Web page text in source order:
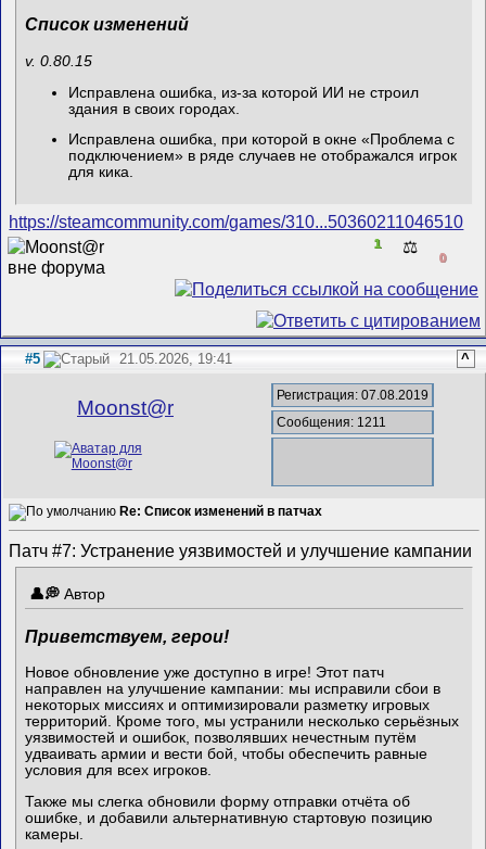
Список изменений
v. 0.80.15
Исправлена ошибка, из-за которой ИИ не строил
здания в своих городах.
Исправлена ошибка, при которой в окне «Проблема с
подключением» в ряде случаев не отображался игрок
для кика.
https://steamcommunity.com/games/310...50360211046510
1 ⚖️
0
#5 21.05.2026, 19:41 ^
Mооnst@r
Регистрация: 07.08.2019
Сообщения: 1211
Re: Список изменений в патчах
Патч #7: Устранение уязвимостей и улучшение кампании
Автор
Приветствуем, герои!
Новое обновление уже доступно в игре! Этот патч
направлен на улучшение кампании: мы исправили сбои в
некоторых миссиях и оптимизировали разметку игровых
территорий. Кроме того, мы устранили несколько серьёзных
уязвимостей и ошибок, позволявших нечестным путём
удваивать армии и вести бой, чтобы обеспечить равные
условия для всех игроков.
Также мы слегка обновили форму отправки отчёта об
ошибке, и добавили альтернативную стартовую позицию
камеры.